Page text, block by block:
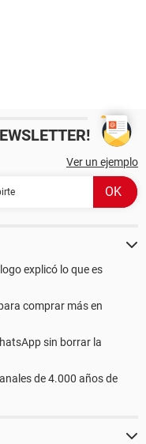
Ver un ejemplo
explicó lo que es
comprar más en
sin borrar la
de 4.000 años de